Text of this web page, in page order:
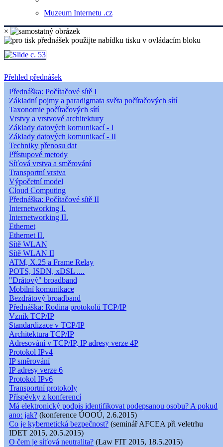
Muzeum Internetu .cz
×
Přehled přednášek
Přednáška: Počítačové sítě I
Základní pojmy a paradigmata světa počítačových sítí
Taxonomie počítačových sítí
Vrstvy a vrstvové architektury
Základy datových komunikací - I
Základy datových komunikací - II
Techniky přenosu dat
Přístupové metody
Síťová vrstva a směrování
Transportní vrstva
Výpočetní model
Cloud Computing
Přednáška: Počítačové sítě II
Internetworking I.
Internetworking II.
Ethernet
Ethernet II.
Sítě WLAN
Sítě WLAN II
ATM, X.25 a Frame Relay
POTS, ISDN, xDSL ....
"Drátový" broadband
Mobilní komunikace
Bezdrátový broadband
Přednáška: Rodina protokolů TCP/IP
Vznik TCP/IP
Standardizace v TCP/IP
Architektura TCP/IP
Adresování v TCP/IP, IP adresy verze 4P
Protokol IPv4
IP směrování
IP adresy verze 6
Protokol IPv6
Transportní protokoly
Příspěvky z konferencí
Má elektronický podpis identifikovat podepsanou osobu? A pokud
ano: jak? (konference ÚOOÚ, 2.6.2015)
Co je kybernetická bezpečnost? (seminář AFCEA při veletrhu
IDET 2015, 20.5.2015)
O čem je síťová neutralita? (Law FIT 2015, 18.5.2015)